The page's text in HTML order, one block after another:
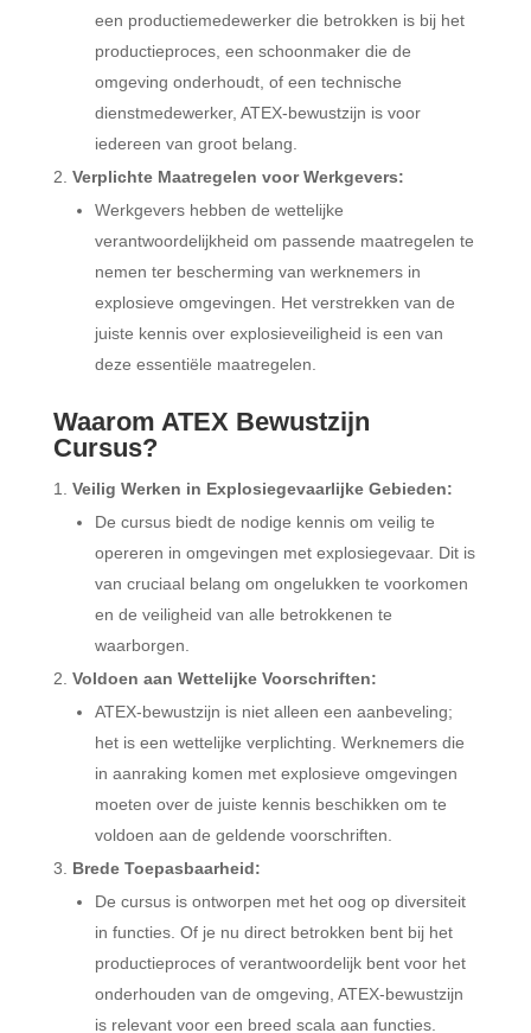
een productiemedewerker die betrokken is bij het
productieproces, een schoonmaker die de
omgeving onderhoudt, of een technische
dienstmedewerker, ATEX-bewustzijn is voor
iedereen van groot belang.
Verplichte Maatregelen voor Werkgevers:
Werkgevers hebben de wettelijke
verantwoordelijkheid om passende maatregelen te
nemen ter bescherming van werknemers in
explosieve omgevingen. Het verstrekken van de
juiste kennis over explosieveiligheid is een van
deze essentiële maatregelen.
Waarom ATEX Bewustzijn
Cursus?
Veilig Werken in Explosiegevaarlijke Gebieden:
De cursus biedt de nodige kennis om veilig te
opereren in omgevingen met explosiegevaar. Dit is
van cruciaal belang om ongelukken te voorkomen
en de veiligheid van alle betrokkenen te
waarborgen.
Voldoen aan Wettelijke Voorschriften:
ATEX-bewustzijn is niet alleen een aanbeveling;
het is een wettelijke verplichting. Werknemers die
in aanraking komen met explosieve omgevingen
moeten over de juiste kennis beschikken om te
voldoen aan de geldende voorschriften.
Brede Toepasbaarheid:
De cursus is ontworpen met het oog op diversiteit
in functies. Of je nu direct betrokken bent bij het
productieproces of verantwoordelijk bent voor het
onderhouden van de omgeving, ATEX-bewustzijn
is relevant voor een breed scala aan functies.